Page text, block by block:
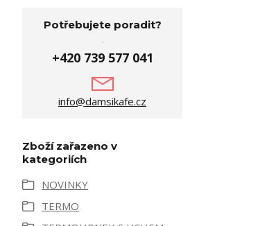
Potřebujete poradit?
+420 739 577 041
info@damsikafe.cz
Zboží zařazeno v
kategoriích
NOVINKY
TERMO